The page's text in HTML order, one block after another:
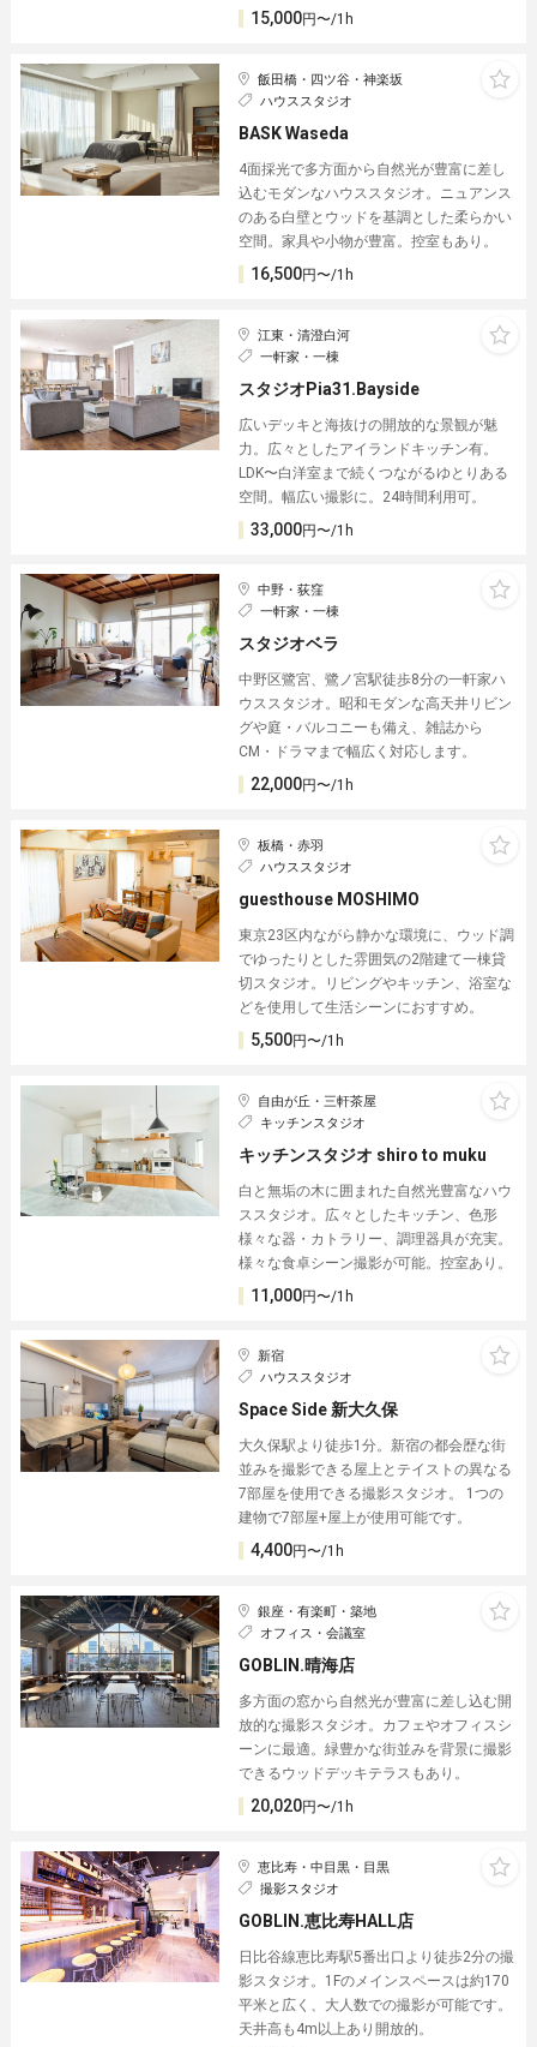
15,000円〜/1h
飯田橋・四ツ谷・神楽坂
ハウススタジオ
BASK Waseda
4面採光で多方面から自然光が豊富に差し
込むモダンなハウススタジオ。ニュアンス
のある白壁とウッドを基調とした柔らかい
空間。家具や小物が豊富。控室もあり。
16,500円〜/1h
江東・清澄白河
一軒家・一棟
スタジオPia31.Bayside
広いデッキと海抜けの開放的な景観が魅
力。広々としたアイランドキッチン有。
LDK〜白洋室まで続くつながるゆとりある
空間。幅広い撮影に。24時間利用可。
33,000円〜/1h
中野・荻窪
一軒家・一棟
スタジオベラ
中野区鷺宮、鷺ノ宮駅徒歩8分の一軒家ハ
ウススタジオ。昭和モダンな高天井リビン
グや庭・バルコニーも備え、雑誌から
CM・ドラマまで幅広く対応します。
22,000円〜/1h
板橋・赤羽
ハウススタジオ
guesthouse MOSHIMO
東京23区内ながら静かな環境に、ウッド調
でゆったりとした雰囲気の2階建て一棟貸
切スタジオ。リビングやキッチン、浴室な
どを使用して生活シーンにおすすめ。
5,500円〜/1h
自由が丘・三軒茶屋
キッチンスタジオ
キッチンスタジオ shiro to muku
白と無垢の木に囲まれた自然光豊富なハウ
ススタジオ。広々としたキッチン、色形
様々な器・カトラリー、調理器具が充実。
様々な食卓シーン撮影が可能。控室あり。
11,000円〜/1h
新宿
ハウススタジオ
Space Side 新大久保
大久保駅より徒歩1分。新宿の都会歴な街
並みを撮影できる屋上とテイストの異なる
7部屋を使用できる撮影スタジオ。 1つの
建物で7部屋+屋上が使用可能です。
4,400円〜/1h
銀座・有楽町・築地
オフィス・会議室
GOBLIN.晴海店
多方面の窓から自然光が豊富に差し込む開
放的な撮影スタジオ。カフェやオフィスシ
ーンに最適。緑豊かな街並みを背景に撮影
できるウッドデッキテラスもあり。
20,020円〜/1h
恵比寿・中目黒・目黒
撮影スタジオ
GOBLIN.恵比寿HALL店
日比谷線恵比寿駅5番出口より徒歩2分の撮
影スタジオ。1Fのメインスペースは約170
平米と広く、大人数での撮影が可能です。
天井高も4m以上あり開放的。